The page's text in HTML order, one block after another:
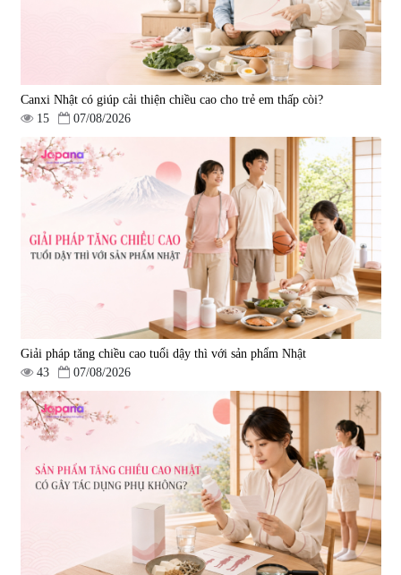
Viên uống hỗ trợ giấc ngủ Fujina
Sleepy Nhật Bản 80 viên
580.000 đ
điều trị đột quỵ Biken Kinase
Gold 60 viên
0
1.570.000 đ
Canxi Nhật có giúp cải thiện chiều cao cho trẻ em thấp còi?
15
07/08/2026
Giải pháp tăng chiều cao tuổi dậy thì với sản phẩm Nhật
43
07/08/2026